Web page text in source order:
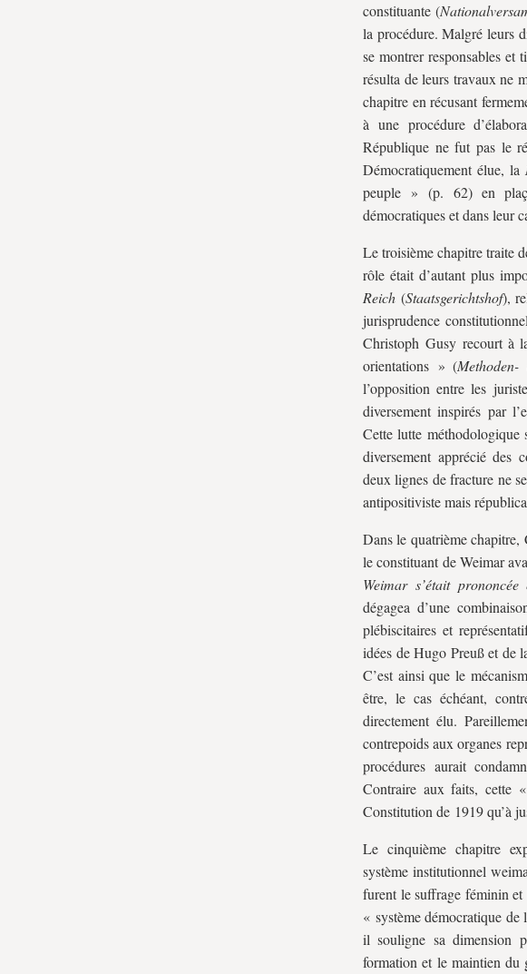
constituante (
la procédure. Malgré leurs
se montrer responsables et
résulta de leurs travaux ne
chapitre en récusant
à une procédure
République ne fut pas le
Démocratiquement élue, la
peuple » (p. 62) en
démocratiques et dans leur
Le troisième chapitre traite
rôle était d’autant plus
Reich (Staatsgerichtshof),
jurisprudence
Christoph Gusy recourt à
orientations » (
l’opposition entre les
diversement inspirés par
Cette lutte méthodologique
diversement apprécié des
deux lignes de fracture ne
antipositiviste mais
Dans le quatrième
le constituant de Weimar
Weimar s’était
dégagea d’une
plébiscitaires et
idées de Hugo Preuß et de
C’est ainsi que le
être, le cas échéant,
directement élu.
contrepoids aux organes
procédures aurait
Contraire aux faits, cette
Constitution de 1919 qu’à
Le cinquième chapitre
système institutionnel
furent le suffrage féminin
« système démocratique
il souligne sa dimension
formation et le maintien du